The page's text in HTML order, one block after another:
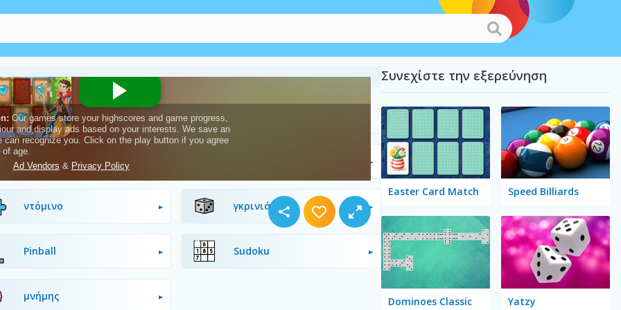
ντάμα
ντόμινο γκρινιάρης
Pinball Sudoku
μνήμης
Συνεχίστε την εξερεύνηση
Easter Card Match Speed Billiards
Dominoes Classic Yatzy